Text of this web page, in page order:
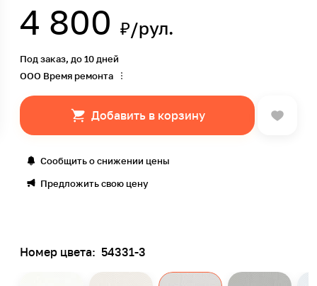
4 800 ₽/рул.
Под заказ, до 10 дней
ООО Время ремонта
Добавить в корзину
Сообщить о снижении цены
Предложить свою цену
Номер цвета: 54331-3